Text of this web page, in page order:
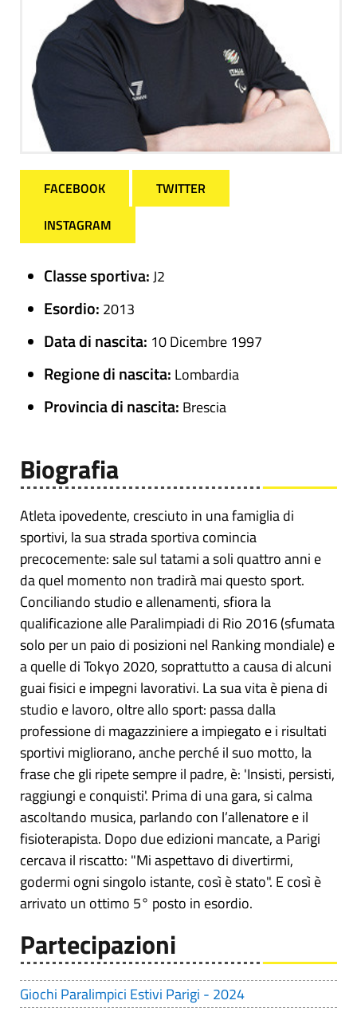
FACEBOOK
TWITTER
INSTAGRAM
Classe sportiva:J2
Esordio: 2013
Data di nascita: 10 Dicembre 1997
Regione di nascita: Lombardia
Provincia di nascita: Brescia
Biografia
Atleta ipovedente, cresciuto in una famiglia di
sportivi, la sua strada sportiva comincia
precocemente: sale sul tatami a soli quattro anni e
da quel momento non tradirà mai questo sport.
Conciliando studio e allenamenti, sfiora la
qualificazione alle Paralimpiadi di Rio 2016 (sfumata
solo per un paio di posizioni nel Ranking mondiale) e
a quelle di Tokyo 2020, soprattutto a causa di alcuni
guai fisici e impegni lavorativi. La sua vita è piena di
studio e lavoro, oltre allo sport: passa dalla
professione di magazziniere a impiegato e i risultati
sportivi migliorano, anche perché il suo motto, la
frase che gli ripete sempre il padre, è: 'Insisti, persisti,
raggiungi e conquisti'. Prima di una gara, si calma
ascoltando musica, parlando con l’allenatore e il
fisioterapista. Dopo due edizioni mancate, a Parigi
cercava il riscatto: "Mi aspettavo di divertirmi,
godermi ogni singolo istante, così è stato". E così è
arrivato un ottimo 5° posto in esordio.
Partecipazioni
Giochi Paralimpici Estivi Parigi - 2024